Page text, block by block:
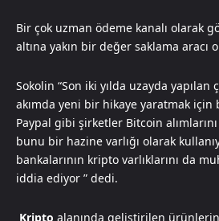
Bir çok uzman ödeme kanalı olarak
altına yakın bir değer saklama aracı
Sokolin “Son iki yılda uzayda yapılan
akımda yeni bir hikaye yaratmak için
Paypal gibi şirketler Bitcoin
bunu bir hazine varlığı olarak
bankalarının kripto varlıklarını da
iddia ediyor ” dedi.
Kripto alanında geliştirilen